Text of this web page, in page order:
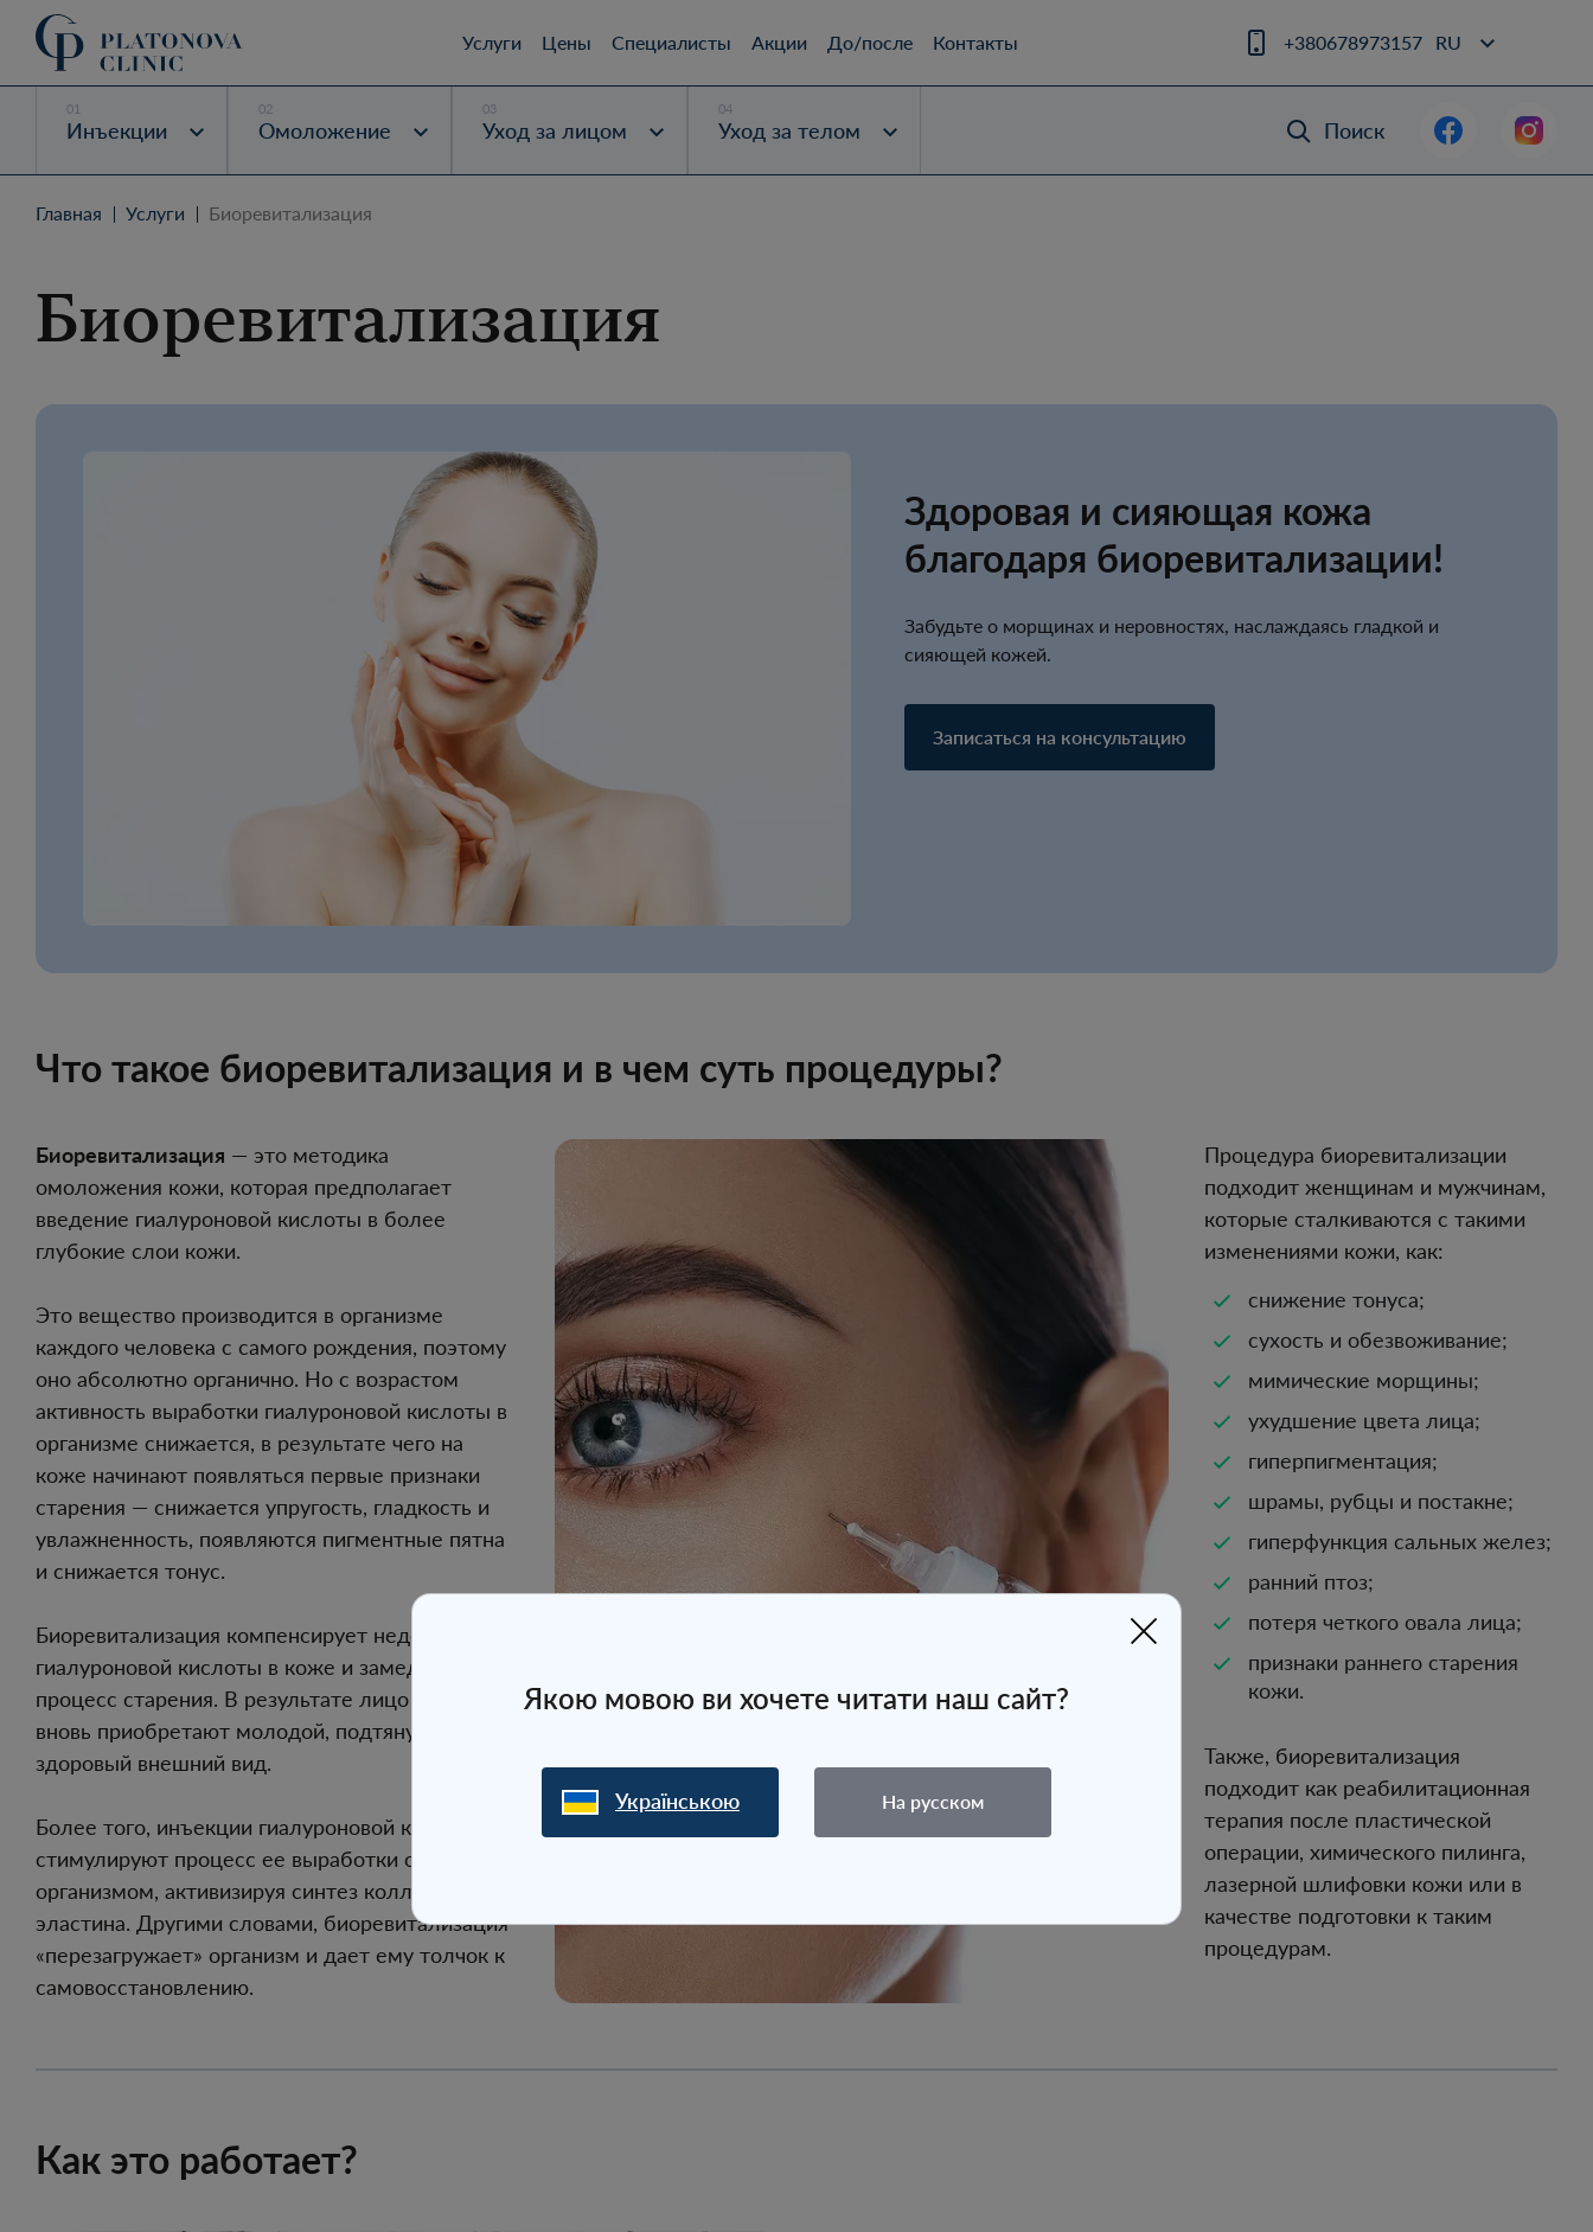
Услуги Цены Специалисты Акции До/после Контакты +380678973157 RU
Якою мовою ви хочете читати наш сайт?
Українською На русском
Инъекции Омоложение Уход за лицом Уход за телом Поиск
Главная Услуги Биоревитализация
Биоревитализация
Здоровая и сияющая кожа
благодаря биоревитализации!
Забудьте о морщинах и неровностях, наслаждаясь гладкой и
сияющей кожей.
Записаться на консультацию
Что такое биоревитализация и в чем суть процедуры?
Биоревитализация — это методика
омоложения кожи, которая предполагает
введение гиалуроновой кислоты в более
глубокие слои кожи.
Это вещество производится в организме
каждого человека с самого рождения, поэтому
оно абсолютно органично. Но с возрастом
активность выработки гиалуроновой кислоты в
организме снижается, в результате чего на
коже начинают появляться первые признаки
старения — снижается упругость, гладкость и
увлажненность, появляются пигментные пятна
и снижается тонус.
Биоревитализация компенсирует недостаток
гиалуроновой кислоты в коже и замедляет
процесс старения. В результате лицо и тело
вновь приобретают молодой, подтянутый и
здоровый внешний вид.
Более того, инъекции гиалуроновой кислоты
стимулируют процесс ее выработки самим
организмом, активизируя синтез коллагена и
эластина. Другими словами, биоревитализация
«перезагружает» организм и дает ему толчок к
самовосстановлению.
Процедура биоревитализации
подходит женщинам и мужчинам,
которые сталкиваются с такими
изменениями кожи, как:
снижение тонуса;
сухость и обезвоживание;
мимические морщины;
ухудшение цвета лица;
гиперпигментация;
шрамы, рубцы и постакне;
гиперфункция сальных желез;
ранний птоз;
потеря четкого овала лица;
признаки раннего старения
кожи.
Также, биоревитализация
подходит как реабилитационная
терапия после пластической
операции, химического пилинга,
лазерной шлифовки кожи или в
качестве подготовки к таким
процедурам.
Как это работает?